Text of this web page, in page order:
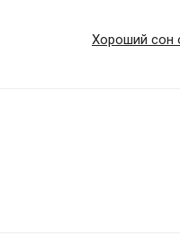
Хороший сон